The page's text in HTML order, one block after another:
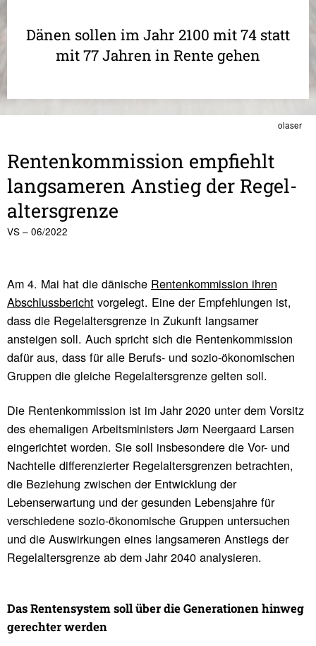
olaser
Dänen sollen im Jahr 2100 mit 74 statt
mit 77 Jahren in Rente gehen
Renten­kom­mis­sion empfiehlt
lang­sa­meren Anstieg der Regel­
al­ters­grenze
VS – 06/2022
Am 4. Mai hat die dänische Rentenkommission ihren
Abschlussberichtvorgelegt. Eine der Empfehlungen ist,
dass die Regelaltersgrenze in Zukunft langsamer
ansteigen soll. Auch spricht sich die Rentenkommission
dafür aus, dass für alle Berufs- und sozio-ökonomischen
Gruppen die gleiche Regelaltersgrenze gelten soll.
Die Rentenkommission ist im Jahr 2020 unter dem Vorsitz
des ehemaligen Arbeitsministers Jørn Neergaard Larsen
eingerichtet worden. Sie soll insbesondere die Vor- und
Nachteile differenzierter Regelaltersgrenzen betrachten,
die Beziehung zwischen der Entwicklung der
Lebenserwartung und der gesunden Lebensjahre für
verschiedene sozio-ökonomische Gruppen untersuchen
und die Auswirkungen eines langsameren Anstiegs der
Regelaltersgrenze ab dem Jahr 2040 analysieren.
Das Renten­system soll über die Gene­ra­tionen hinweg
gerechter werden